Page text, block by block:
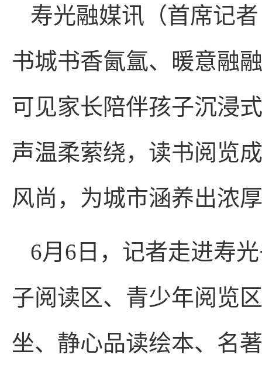
寿光融媒讯（首席记
书城书香氤氲、暖意融
可见家长陪伴孩子沉浸
声温柔萦绕，读书阅览
风尚，为城市涵养出浓
6月6日，记者走进寿
子阅读区、青少年阅览
坐、静心品读绘本、名